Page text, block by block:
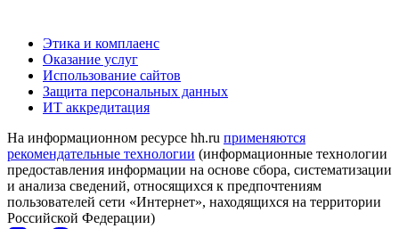
Этика и комплаенс
Оказание услуг
Использование сайтов
Защита персональных данных
ИТ аккредитация
На информационном ресурсе hh.ru применяются
рекомендательные технологии (информационные технологии
предоставления информации на основе сбора, систематизации
и анализа сведений, относящихся к предпочтениям
пользователей сети «Интернет», находящихся на территории
Российской Федерации)